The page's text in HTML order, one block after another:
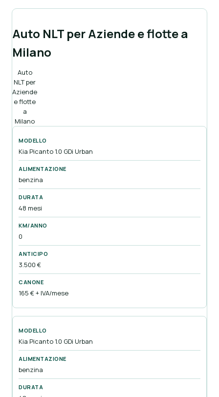
Auto NLT per Aziende e flotte a
Milano
Auto
NLT per
Aziende
e flotte
a
Milano
Kia Picanto 1.0 GDi Urban
benzina
48 mesi
0
3.500 €
165 € + IVA/mese
Kia Picanto 1.0 GDi Urban
benzina